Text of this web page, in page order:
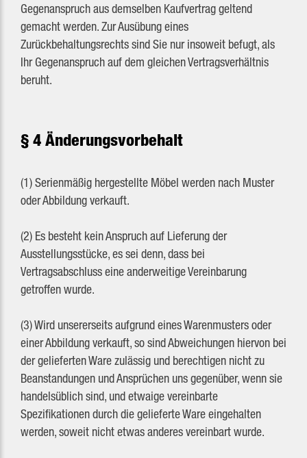
Gegenanspruch aus demselben Kaufvertrag geltend
gemacht werden. Zur Ausübung eines
Zurückbehaltungsrechts sind Sie nur insoweit befugt, als
Ihr Gegenanspruch auf dem gleichen Vertragsverhältnis
beruht.
§ 4 Änderungsvorbehalt
(1) Serienmäßig hergestellte Möbel werden nach Muster
oder Abbildung verkauft.
(2) Es besteht kein Anspruch auf Lieferung der
Ausstellungsstücke, es sei denn, dass bei
Vertragsabschluss eine anderweitige Vereinbarung
getroffen wurde.
(3) Wird unsererseits aufgrund eines Warenmusters oder
einer Abbildung verkauft, so sind Abweichungen hiervon bei
der gelieferten Ware zulässig und berechtigen nicht zu
Beanstandungen und Ansprüchen uns gegenüber, wenn sie
handelsüblich sind, und etwaige vereinbarte
Spezifikationen durch die gelieferte Ware eingehalten
werden, soweit nicht etwas anderes vereinbart wurde.